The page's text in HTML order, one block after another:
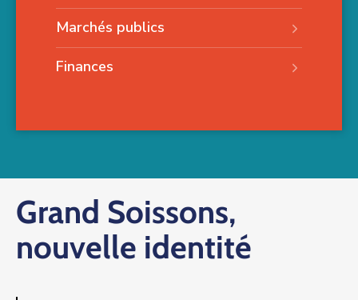
Marchés publics
Finances
Grand Soissons,
nouvelle identité